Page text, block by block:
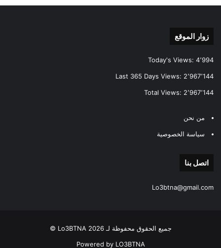
زوار الموقع
Today's Views: 4٬994
Last 365 Days Views: 2٬967٬144
Total Views: 2٬967٬144
من نحن
سياسة الخصوصية
اتصل بنا
Lo3btna@gmail.com
جميع الحقوق محفوظة لـ Lo3BTNA 2026 ©
Powered by LO3BTNA